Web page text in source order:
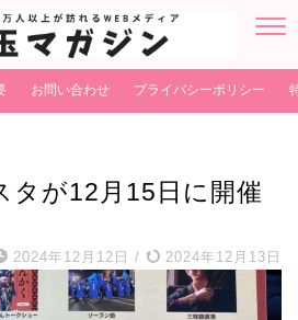
お問い合わせ プライバシーポリシー
タが12月15日に開催
2024年12月12日 / 2024年12月13日